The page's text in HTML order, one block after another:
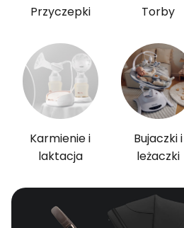
Przyczepki
Karmienie i
laktacja
Torby
Bujaczki i
leżaczki